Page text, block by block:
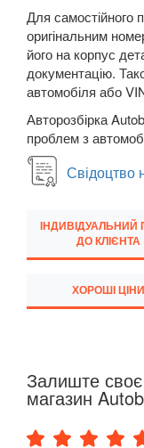
Transit VII
Transit
Transit
Transit Courier
Transit Custom
HYUNDAI
JEEP
LANCIA
Для самостійного
оригінальним
його на корпус
документацію.
автомобіля або
Авторозбірка
проблем з
Свідоцтво
ІНДИВІДУАЛЬНИЙ
ДО КЛІЄНТА
ХОРОШІ ЦІНИ
Залиште
магазин